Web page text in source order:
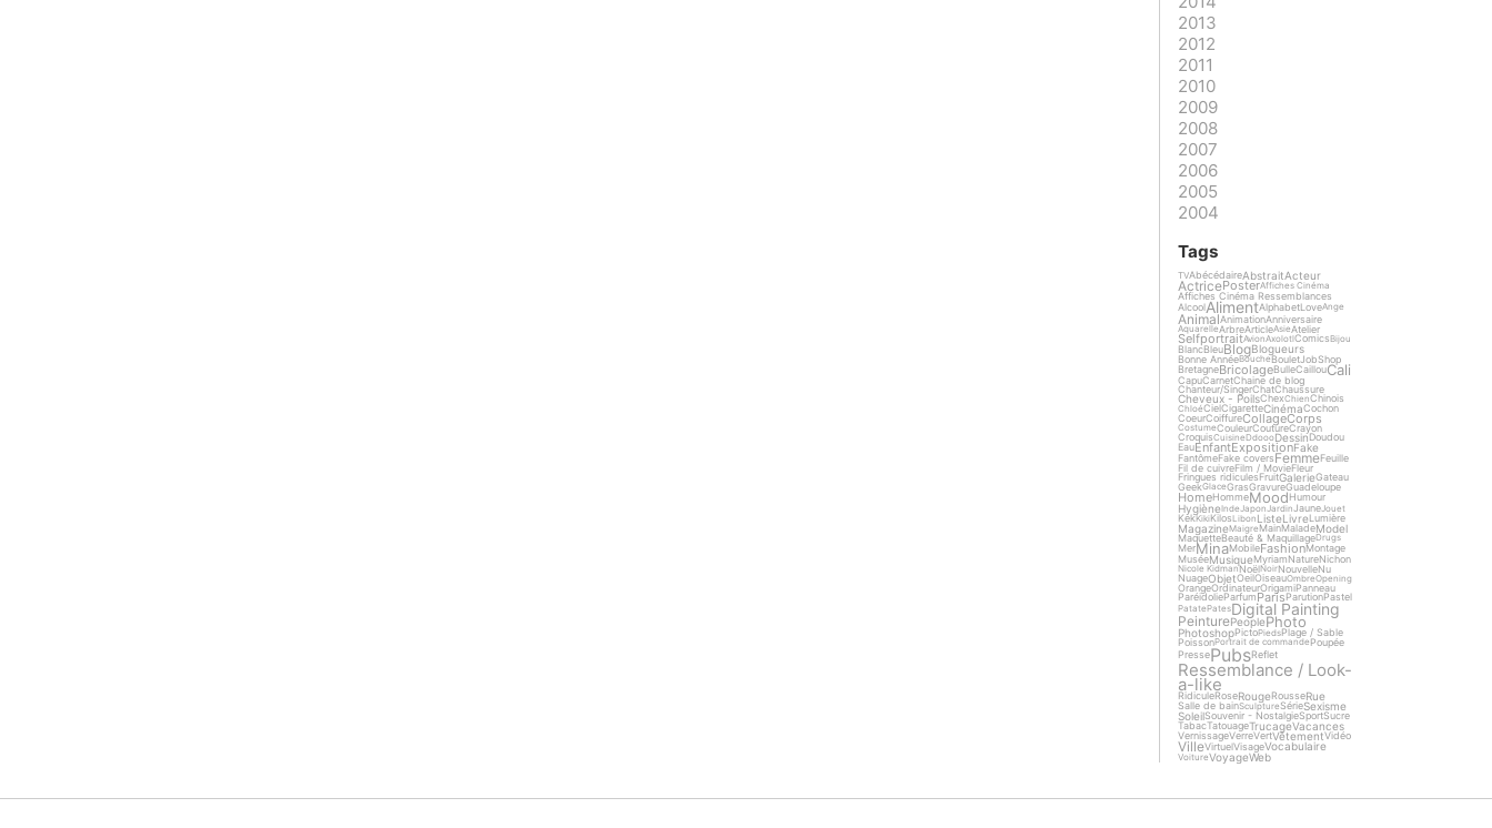
2013
2012
2011
2010
2009
2008
2007
2006
2005
2004
Tags
TVAbécédaireAbstraitActeur
ActricePosterAffiches Cinéma
Affiches Cinéma Ressemblances
AlcoolAlimentAlphabetLoveAnge
AnimalAnimationAnniversaire
AquarelleArbreArticleAsieAtelier
SelfportraitAvionAxolotlComicsBijou
BlancBleuBlogBlogueurs
Bonne AnnéeBoucheBouletJobShop
BretagneBricolageBulleCaillouCali
CapuCarnetChaine de blog
Chanteur/SingerChatChaussure
Cheveux - PoilsChexChienChinois
ChloéCielCigaretteCinémaCochon
CoeurCoiffureCollageCorps
CostumeCouleurCoutureCrayon
CroquisCuisineDdoooDessinDoudou
EauEnfantExpositionFake
FantômeFake coversFemmeFeuille
Fil de cuivreFilm / MovieFleur
Fringues ridiculesFruitGalerieGateau
GeekGlaceGrasGravureGuadeloupe
HomeHommeMoodHumour
HygièneInde Japon JardinJaune Jouet
KekKikiKilosLibon ListeLivreLumière
MagazineMaigre MainMaladeModel
MaquetteBeauté & MaquillageDrugs
MerMinaMobileFashionMontage
MuséeMusiqueMyriamNatureNichon
Nicole KidmanNoëlNoirNouvelleNu
NuageObjetOeilOiseauOmbreOpening
OrangeOrdinateurOrigamiPanneau
ParéidolieParfumParisParutionPastel
PatatePatesDigital Painting
PeinturePeoplePhoto
PhotoshopPictoPiedsPlage / Sable
PoissonPortrait de commande Poupée
PressePubsReflet
Ressemblance / Look-
a-like
RidiculeRoseRougeRousseRue
Salle de bainSculptureSérieSexisme
SoleilSouvenir - NostalgieSportSucre
TabacTatouageTrucageVacances
VernissageVerreVertVêtementVidéo
VilleVirtuelVisageVocabulaire
VoitureVoyageWeb